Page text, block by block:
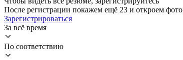
После регистрации покажем ещё 23 и откроем фото
Зарегистрироваться
За всё время
По соответствию